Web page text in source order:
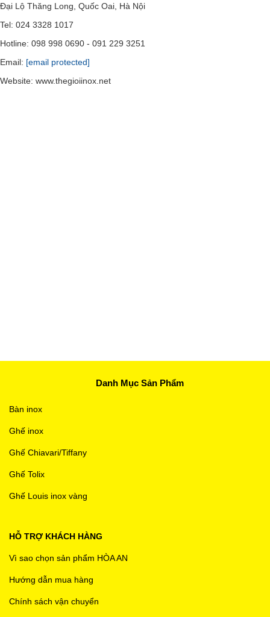
Đại Lộ Thăng Long, Quốc Oai, Hà Nội
Tel: 024 3328 1017
Hotline: 098 998 0690 - 091 229 3251
Email: [email protected]
Website: www.thegioiinox.net
Danh Mục Sản Phẩm
Bàn inox
Ghế inox
Ghế Chiavari/Tiffany
Ghế Tolix
Ghế Louis inox vàng
HỖ TRỢ KHÁCH HÀNG
Vì sao chọn sản phẩm HÒA AN
Hướng dẫn mua hàng
Chính sách vận chuyển